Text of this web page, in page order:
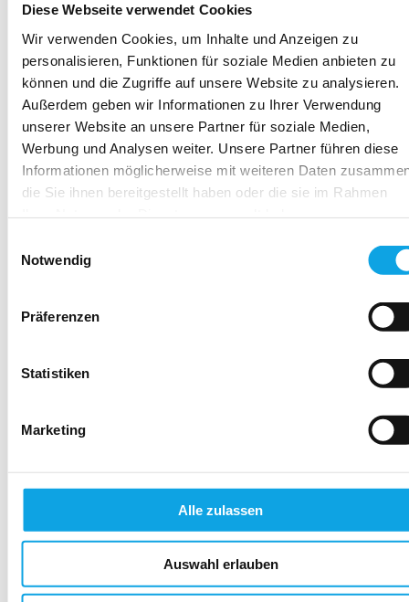
Diese Webseite verwendet Cookies
Wir verwenden Cookies, um Inhalte und Anzeigen zu
personalisieren, Funktionen für soziale Medien anbieten zu
können und die Zugriffe auf unsere Website zu analysieren.
Außerdem geben wir Informationen zu Ihrer Verwendung
unserer Website an unsere Partner für soziale Medien,
Werbung und Analysen weiter. Unsere Partner führen diese
Informationen möglicherweise mit weiteren Daten
die Sie ihnen bereitgestellt haben oder die sie im Rahmen
Notwendig
Präferenzen
Statistiken
Marketing
Alle zulassen
Auswahl erlauben
sein könnten, informieren. Wenn Sie damit
einverstanden sind, dass wir Sie zu diesem
Zweck kontaktieren, kreuzen Sie bitte
unten an, wie wir Sie kontaktieren sollen.
Sie können sich jederzeit von diesen
Mitteilungen abmelden. Weitere
Informationen darüber, wie Sie sich
abmelden können, über unsere
finden Sie in unserer Datenschutzrichtlinie.